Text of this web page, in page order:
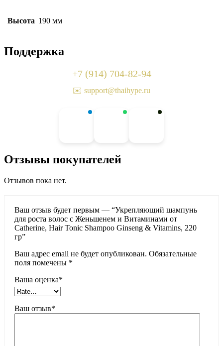
Высота 190 мм
Поддержка
+7 (914) 704-82-94
✉️ support@thaihype.ru
Отзывы покупателей
Отзывов пока нет.
Ваш отзыв будет первым — “Укрепляющий шампунь
для роста волос с Женьшенем и Витаминами от
Catherine, Hair Tonic Shampoo Ginseng & Vitamins, 220
гр”
Ваш адрес email не будет опубликован. Обязательные
поля помечены *
Ваша оценка*
Ваш отзыв*